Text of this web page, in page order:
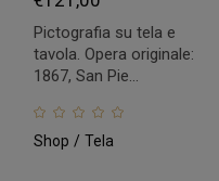
Pictografia su tela e
tavola. Opera originale:
1867, San Pie...
Shop Tela